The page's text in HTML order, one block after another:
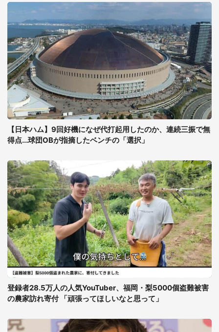
【日本ハム】9回好機になぜ代打起用したのか、連続三振で無
得点...球団OBが指摘したベンチの「選択」
登録者28.5万人の人気YouTuber、福岡・梨5000個盗難被害
の農家訪れ寄付 「頑張ってほしいなと思って」